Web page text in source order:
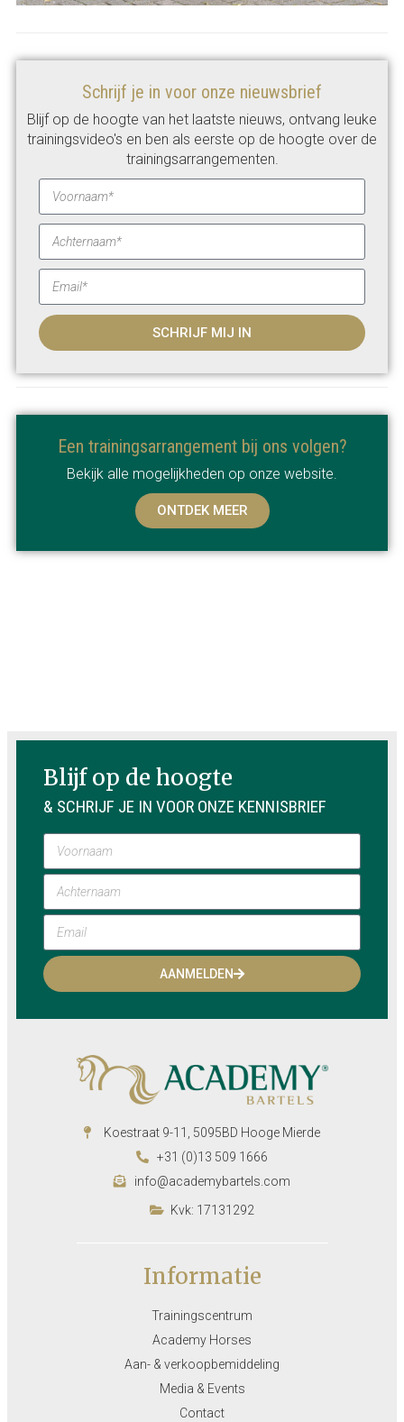
Schrijf je in voor onze nieuwsbrief
Blijf op de hoogte van het laatste nieuws, ontvang leuke
trainingsvideo's en ben als eerste op de hoogte over de
trainingsarrangementen.
SCHRIJF MIJ IN
Een trainingsarrangement bij ons volgen?
Bekijk alle mogelijkheden op onze website.
ONTDEK MEER
Blijf op de hoogte
& SCHRIJF JE IN VOOR ONZE KENNISBRIEF
AANMELDEN
Koestraat 9-11, 5095BD Hooge Mierde
+31 (0)13 509 1666
info@academybartels.com
Kvk: 17131292
Informatie
Trainingscentrum
Academy Horses
Aan- & verkoopbemiddeling
Media & Events
Contact